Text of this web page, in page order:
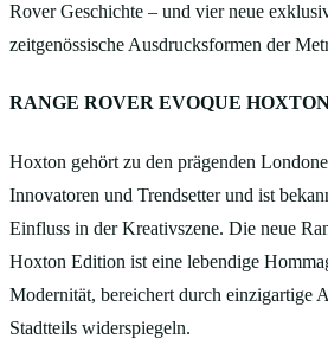
Rover Geschichte – und vier neue
zeitgenössische Ausdrucksformen der
RANGE ROVER EVOQUE
Hoxton gehört zu den prägenden
Innovatoren und Trendsetter und ist
Einfluss in der Kreativszene. Die neue
Hoxton Edition ist eine lebendige
Modernität, bereichert durch einzigartige
Stadtteils widerspiegeln.